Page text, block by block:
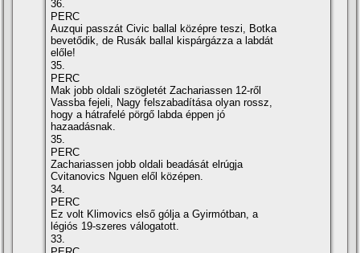
36.
PERC
Auzqui passzát Civic ballal középre teszi, Botka
bevetődik, de Rusák ballal kispárgázza a labdát
előle!
35.
PERC
Mak jobb oldali szögletét Zachariassen 12-ről
Vassba fejeli, Nagy felszabadítása olyan rossz,
hogy a hátrafelé pörgő labda éppen jó
hazaadásnak.
35.
PERC
Zachariassen jobb oldali beadását elrúgja
Cvitanovics Nguen elől középen.
34.
PERC
Ez volt Klimovics első gólja a Gyirmótban, a
légiós 19-szeres válogatott.
33.